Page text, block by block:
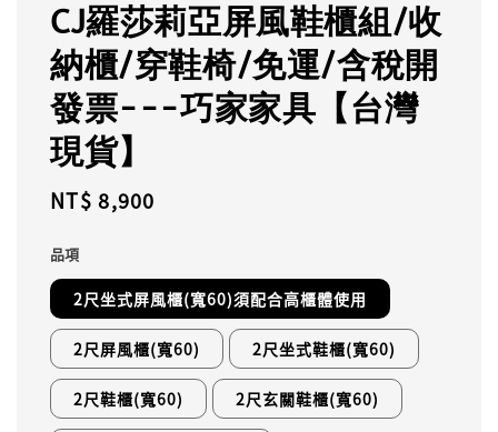
CJ羅莎莉亞屏風鞋櫃組/收
納櫃/穿鞋椅/免運/含稅開
發票---巧家家具【台灣
現貨】
Regular
NT$ 8,900
品項
2尺坐式屏風櫃(寬60)須配合高櫃體使用
2尺屏風櫃(寬60) 2尺坐式鞋櫃(寬60)
2尺鞋櫃(寬60) 2尺玄關鞋櫃(寬60)